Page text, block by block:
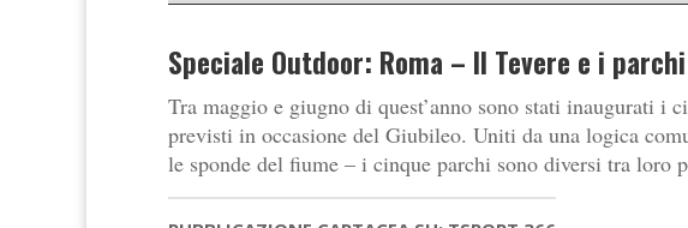
Speciale Outdoor: Roma – Il Tevere e i
Tra maggio e giugno di quest’anno sono stati inaugurati i
previsti in occasione del Giubileo. Uniti da una logica
le sponde del fiume – i cinque parchi sono diversi tra loro